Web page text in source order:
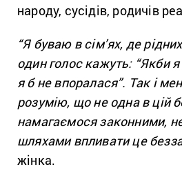
народу, сусідів, родичів
“Я буваю в сім’ях, де
один голос кажуть: “Якби
я б не впоралася”. Так і
розумію, що не одна в цій
намагаємося законними,
шляхами впливати це
жінка.